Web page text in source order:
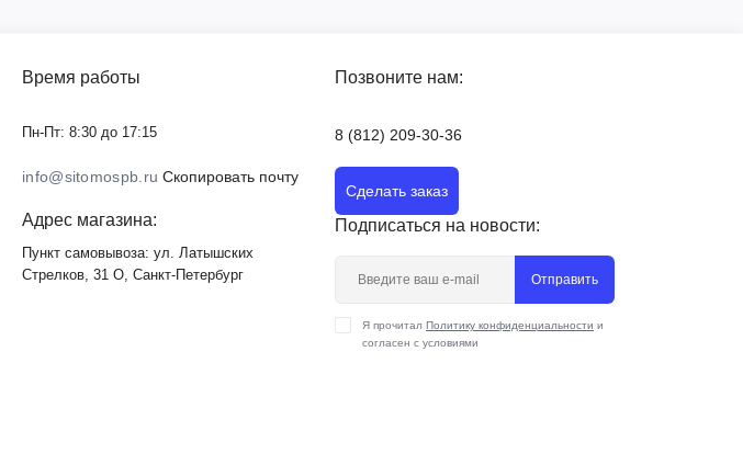
Время работы
Пн-Пт: 8:30 до 17:15
info@sitomospb.ru Скопировать почту
Адрес магазина:
Пункт самовывоза: ул. Латышских
Стрелков, 31 О, Санкт-Петербург
Позвоните нам:
8 (812) 209-30-36
Сделать заказ
Подписаться на новости:
Отправить
Я прочитал Политику конфиденциальности и
согласен с условиями